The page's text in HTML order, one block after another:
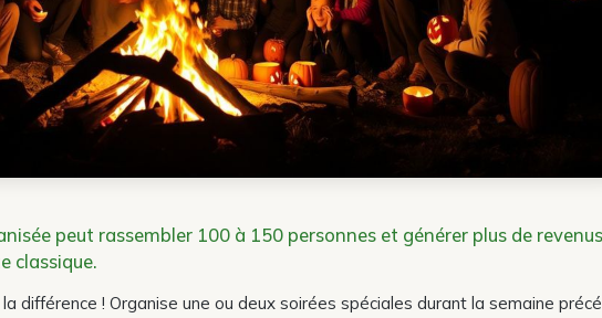
peut rassembler 100 à 150 personnes et générer plus de revenus
classique.
différence ! Organise une ou deux soirées spéciales durant la semaine